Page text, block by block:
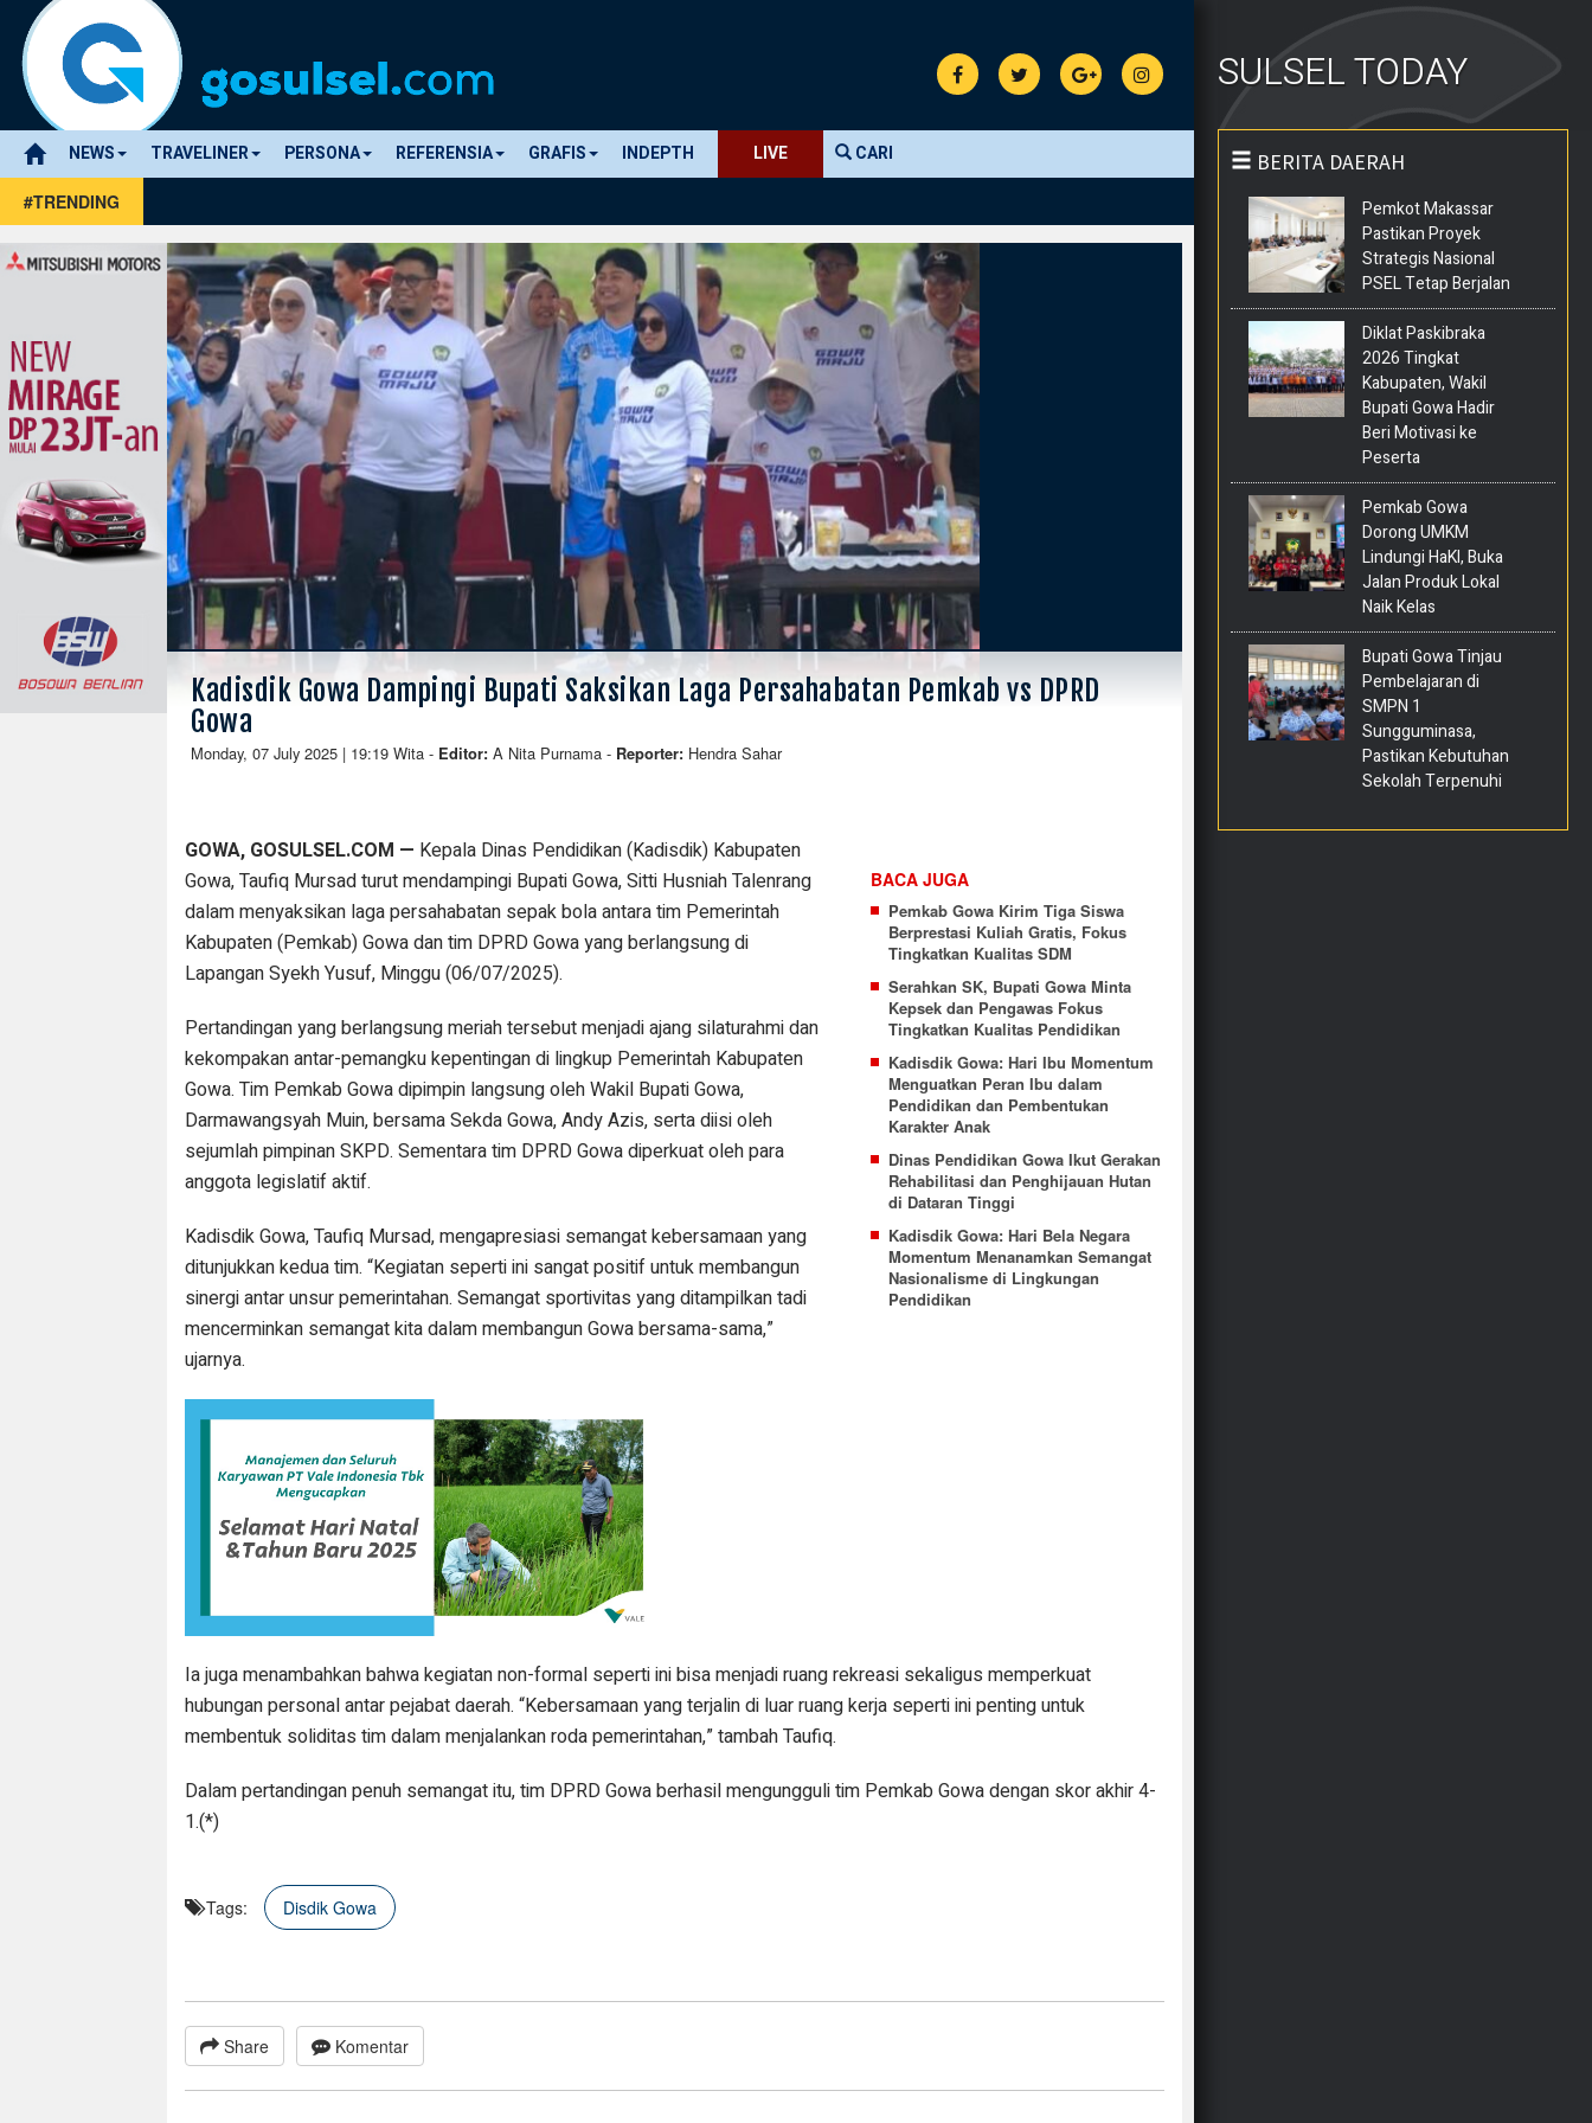
NEWS TRAVELINER PERSONA REFERENSIA GRAFIS INDEPTH LIVE CARI
#TRENDING
Kadisdik Gowa Dampingi Bupati Saksikan Laga Persahabatan Pemkab vs DPRD
Gowa
Monday, 07 July 2025 | 19:19 Wita - Editor:A Nita Purnama - Reporter: Hendra Sahar
BACA JUGA
Pemkab Gowa Kirim Tiga Siswa
Berprestasi Kuliah Gratis, Fokus
Tingkatkan Kualitas SDM
Serahkan SK, Bupati Gowa Minta
Kepsek dan Pengawas Fokus
Tingkatkan Kualitas Pendidikan
Kadisdik Gowa: Hari Ibu Momentum
Menguatkan Peran Ibu dalam
Pendidikan dan Pembentukan
Karakter Anak
Dinas Pendidikan Gowa Ikut Gerakan
Rehabilitasi dan Penghijauan Hutan
di Dataran Tinggi
Kadisdik Gowa: Hari Bela Negara
Momentum Menanamkan Semangat
Nasionalisme di Lingkungan
Pendidikan
GOWA, GOSULSEL.COM — Kepala Dinas Pendidikan (Kadisdik) Kabupaten
Gowa, Taufiq Mursad turut mendampingi Bupati Gowa, Sitti Husniah Talenrang
dalam menyaksikan laga persahabatan sepak bola antara tim Pemerintah
Kabupaten (Pemkab) Gowa dan tim DPRD Gowa yang berlangsung di
Lapangan Syekh Yusuf, Minggu (06/07/2025).
Pertandingan yang berlangsung meriah tersebut menjadi ajang silaturahmi dan
kekompakan antar-pemangku kepentingan di lingkup Pemerintah Kabupaten
Gowa. Tim Pemkab Gowa dipimpin langsung oleh Wakil Bupati Gowa,
Darmawangsyah Muin, bersama Sekda Gowa, Andy Azis, serta diisi oleh
sejumlah pimpinan SKPD. Sementara tim DPRD Gowa diperkuat oleh para
anggota legislatif aktif.
Kadisdik Gowa, Taufiq Mursad, mengapresiasi semangat kebersamaan yang
ditunjukkan kedua tim. “Kegiatan seperti ini sangat positif untuk membangun
sinergi antar unsur pemerintahan. Semangat sportivitas yang ditampilkan tadi
mencerminkan semangat kita dalam membangun Gowa bersama-sama,”
ujarnya.
Ia juga menambahkan bahwa kegiatan non-formal seperti ini bisa menjadi ruang rekreasi sekaligus memperkuat
hubungan personal antar pejabat daerah. “Kebersamaan yang terjalin di luar ruang kerja seperti ini penting untuk
membentuk soliditas tim dalam menjalankan roda pemerintahan,” tambah Taufiq.
Dalam pertandingan penuh semangat itu, tim DPRD Gowa berhasil mengungguli tim Pemkab Gowa dengan skor akhir 4-
1.(*)
Tags: Disdik Gowa
Komentar
Share
SULSEL TODAY
BERITA DAERAH
Pemkot Makassar
Pastikan Proyek
Strategis Nasional
PSEL Tetap Berjalan
Diklat Paskibraka
2026 Tingkat
Kabupaten, Wakil
Bupati Gowa Hadir
Beri Motivasi ke
Peserta
Pemkab Gowa
Dorong UMKM
Lindungi HaKI, Buka
Jalan Produk Lokal
Naik Kelas
Bupati Gowa Tinjau
Pembelajaran di
SMPN 1
Sungguminasa,
Pastikan Kebutuhan
Sekolah Terpenuhi